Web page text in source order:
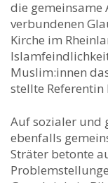
die
verbundenen
Kirche im
Muslim:innen
stellte Referentin
Auf sozialer und
ebenfalls
Sträter betonte